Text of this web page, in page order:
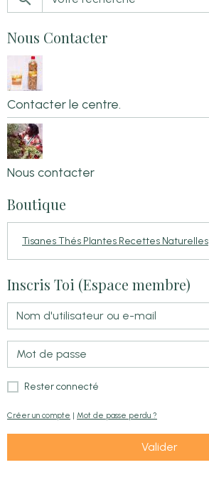
Nous Contacter
Contacter le centre.
Nous contacter
Boutique
Tisanes Thés Plantes Recettes Naturelles
Inscris Toi (Espace membre)
Rester connecté
Créer un compte | Mot de passe perdu ?
Valider